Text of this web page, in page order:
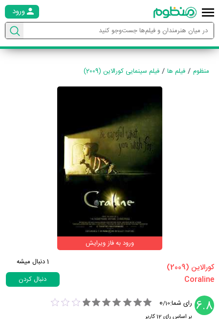
ورود
منظوم فیلم ها فیلم سینمایی کورالاین (2009)
ورود به فاز ویرایش
‏کورالاین‏ (2009)
1دنبال میشه
دنبال کردن
6.8 رای شما: 0/10
بر اساس رای 12کاربر